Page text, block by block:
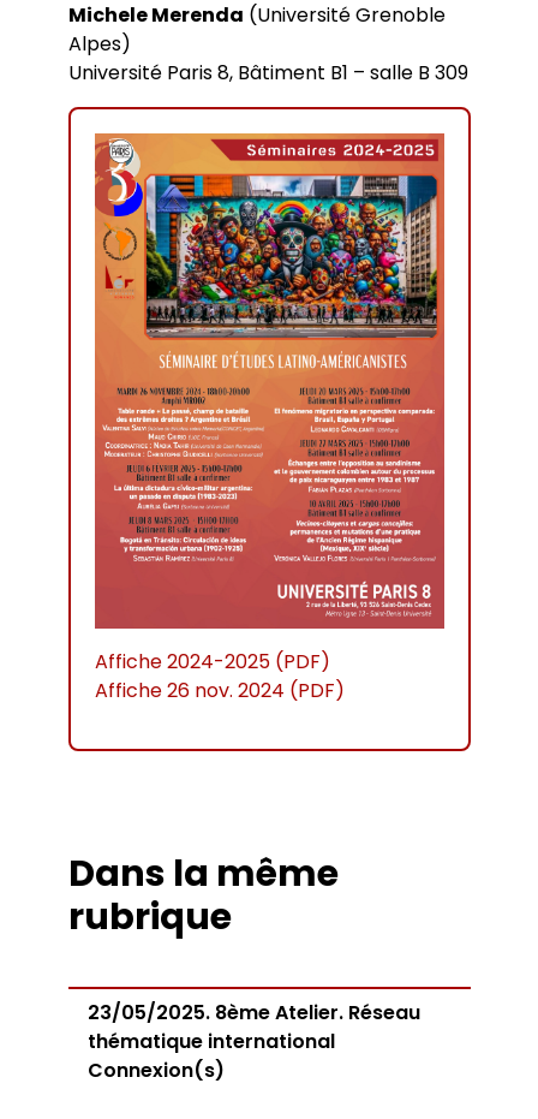
Michele Merenda (Université Grenoble
Alpes)
Université Paris 8, Bâtiment B1 – salle B 309
Affiche 2024-2025 (PDF)
Affiche 26 nov. 2024 (PDF)
Dans la même
rubrique
23/05/2025. 8ème Atelier. Réseau
thématique international
Connexion(s)